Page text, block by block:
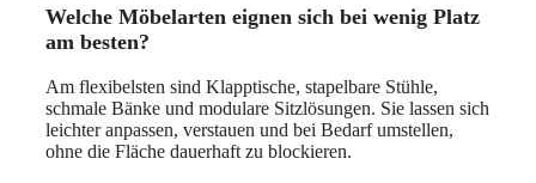
Welche Möbelarten eignen sich bei wenig Platz
am besten?
Am flexibelsten sind Klapptische, stapelbare Stühle,
schmale Bänke und modulare Sitzlösungen. Sie lassen sich
leichter anpassen, verstauen und bei Bedarf umstellen,
ohne die Fläche dauerhaft zu blockieren.